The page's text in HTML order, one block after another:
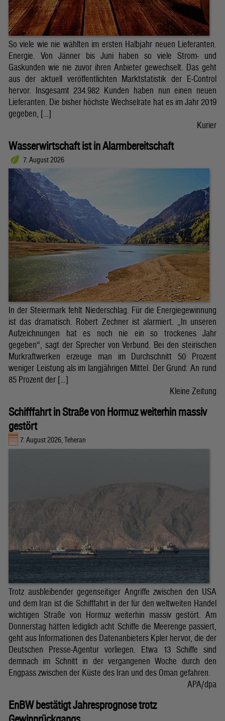
So viele wie nie wählten im ersten Halbjahr neuen Lieferanten.
Energie. Von Jänner bis Juni haben so viele Strom- und
Gaskunden wie nie zuvor ihren Anbieter gewechselt. Das geht
aus der aktuell veröffentlichten Marktstatistik der E-Control
hervor. Insgesamt 234.982 Kunden haben nun einen neuen
Lieferanten. Die bisher höchste Wechselrate hat es im Jahr 2019
gegeben, […]
Kurier
Wasserwirtschaft ist in Alarmbereitschaft
7. August 2026
In der Steiermark fehlt Niederschlag. Für die Energiegewinnung
ist das dramatisch. Robert Zechner ist alarmiert. „In unseren
Aufzeichnungen hat es noch nie ein so trockenes Jahr
gegeben“, sagt der Sprecher von Verbund. Bei den steirischen
Murkraftwerken erzeuge man im Durchschnitt 50 Prozent
weniger Leistung als im langjährigen Mittel. Der Grund: An rund
85 Prozent der […]
Kleine Zeitung
Schifffahrt in Straße von Hormuz weiterhin massiv
gestört
7. August 2026, Teheran
Trotz ausbleibender gegenseitiger Angriffe zwischen den USA
und dem Iran ist die Schifffahrt in der für den weltweiten Handel
wichtigen Straße von Hormuz weiterhin massiv gestört. Am
Donnerstag hätten lediglich acht Schiffe die Meerenge passiert,
geht aus Informationen des Datenanbieters Kpler hervor, die der
Deutschen Presse-Agentur vorliegen. Etwa 13 Schiffe sind
demnach im Schnitt in der vergangenen Woche durch den
Engpass zwischen der Küste des Iran und des Oman gefahren.
APA/dpa
EnBW bestätigt Jahresprognose trotz